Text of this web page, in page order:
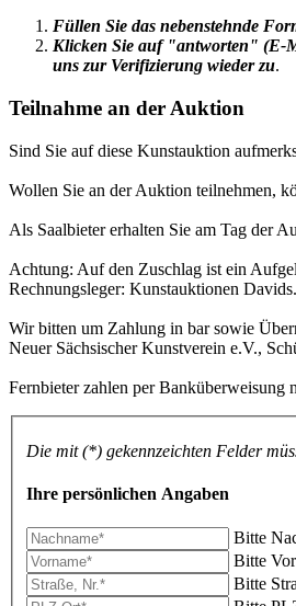
Füllen Sie das nebenstehnde
Klicken Sie auf "antworten" (E-
uns zur Verifizierung wieder zu.
Teilnahme an der Auktion
Sind Sie auf diese Kunstauktion
Wollen Sie an der Auktion teilnehmen,
Als Saalbieter erhalten Sie am Tag der
Achtung: Auf den Zuschlag ist ein
Rechnungsleger: Kunstauktionen Davids.
Wir bitten um Zahlung in bar sowie
Neuer Sächsischer Kunstverein e.V.,
Fernbieter zahlen per Banküberweisung
Die mit (*) gekennzeichten Felder
Ihre persönlichen Angaben
Bitte
Bitte
Bitte